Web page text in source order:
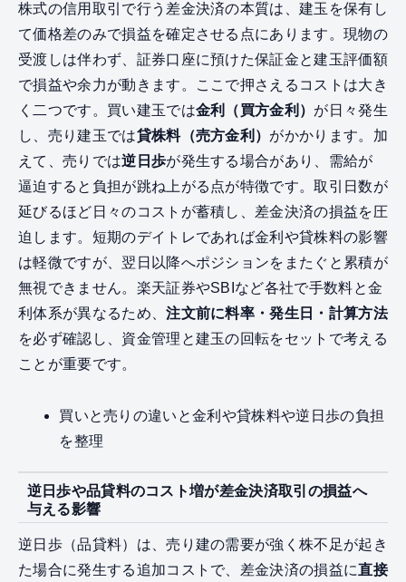
株式の信用取引で行う差金決済の本質は、建玉を保有し
て価格差のみで損益を確定させる点にあります。現物の
受渡しは伴わず、証券口座に預けた保証金と建玉評価額
で損益や余力が動きます。ここで押さえるコストは大き
く二つです。買い建玉では金利（買方金利） が日々発生
し、売り建玉では貸株料（売方金利） がかかります。加
えて、売りでは逆日歩が発生する場合があり、需給が
逼迫すると負担が跳ね上がる点が特徴です。取引日数が
延びるほど日々のコストが蓄積し、差金決済の損益を圧
迫します。短期のデイトレであれば金利や貸株料の影響
は軽微ですが、翌日以降へポジションをまたぐと累積が
無視できません。楽天証券やSBIなど各社で手数料と金
利体系が異なるため、注文前に料率・発生日・計算方法
を必ず確認し、資金管理と建玉の回転をセットで考える
ことが重要です。
買いと売りの違いと金利や貸株料や逆日歩の負担
を整理
逆日歩や品貸料のコスト増が差金決済取引の損益へ
与える影響
逆日歩（品貸料）は、売り建の需要が強く株不足が起き
た場合に発生する追加コストで、差金決済の損益に直接